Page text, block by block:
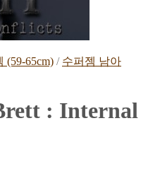
(59-65cm) / 수퍼젬 남아
: Internal